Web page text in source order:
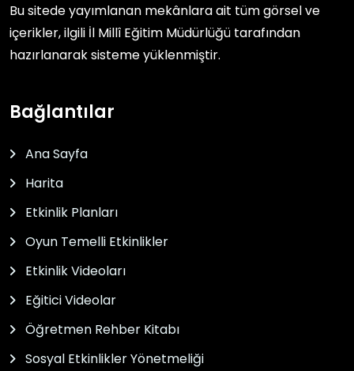
Bu sitede yayımlanan mekânlara ait tüm görsel ve
içerikler, ilgili İl Millî Eğitim Müdürlüğü tarafından
hazırlanarak sisteme yüklenmiştir.
Bağlantılar
Ana Sayfa
Harita
Etkinlik Planları
Oyun Temelli Etkinlikler
Etkinlik Videoları
Eğitici Videolar
Öğretmen Rehber Kitabı
Sosyal Etkinlikler Yönetmeliği